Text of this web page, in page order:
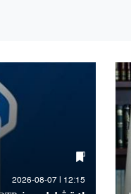
12:15 | 2026-08-07